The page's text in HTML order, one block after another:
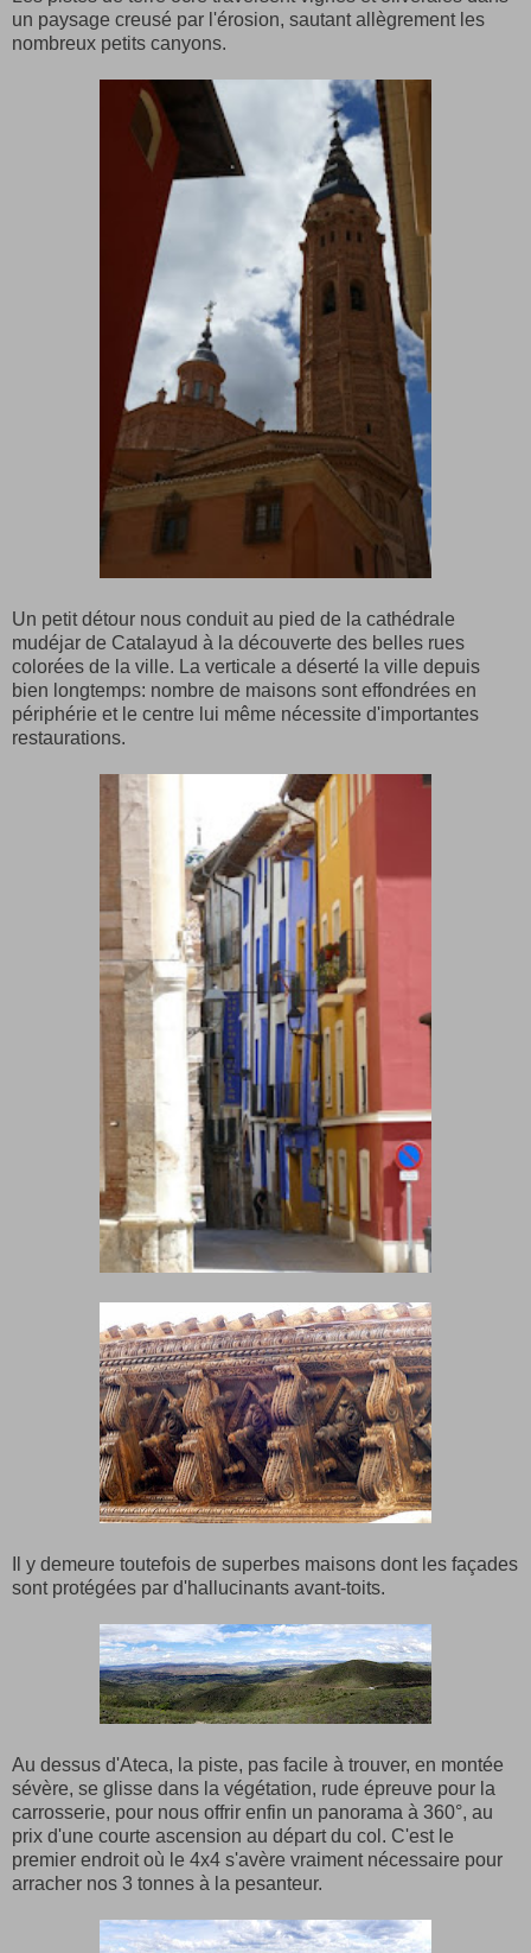
un paysage creusé par l'érosion, sautant allègrement les
nombreux petits canyons.
Un petit détour nous conduit au pied de la cathédrale
mudéjar de Catalayud à la découverte des belles rues
colorées de la ville. La verticale a déserté la ville depuis
bien longtemps: nombre de maisons sont effondrées en
périphérie et le centre lui même nécessite d'importantes
restaurations.
Il y demeure toutefois de superbes maisons dont les façades
sont protégées par d'hallucinants avant-toits.
Au dessus d'Ateca, la piste, pas facile à trouver, en montée
sévère, se glisse dans la végétation, rude épreuve pour la
carrosserie, pour nous offrir enfin un panorama à 360°, au
prix d'une courte ascension au départ du col. C'est le
premier endroit où le 4x4 s'avère vraiment nécessaire pour
arracher nos 3 tonnes à la pesanteur.